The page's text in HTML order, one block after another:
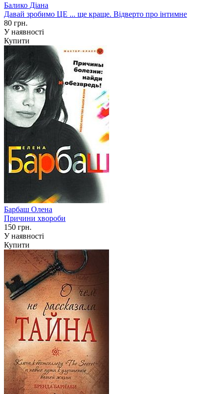
Балико Діана
Давай зробимо ЦЕ ... ще краще. Відверто про інтимне
80 грн.
У наявності
Купити
Барбаш Олена
Причини хвороби
150 грн.
У наявності
Купити